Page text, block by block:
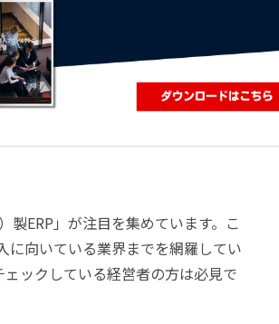
ERP」が注目を集めています。こ
に向いている業界までを網羅してい
ックしている経営者の方は必見で